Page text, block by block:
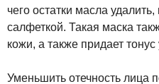
чего остатки масла
салфеткой. Такая маска
кожи, а также придает
Уменьшить отечность лица